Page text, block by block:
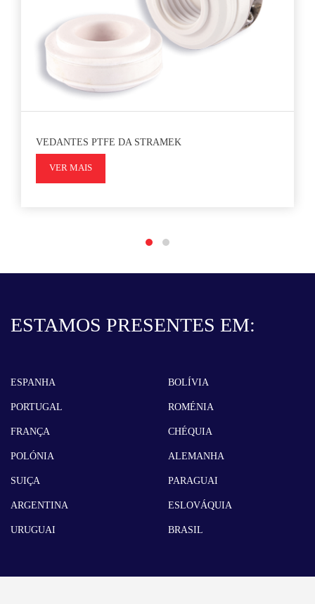
VEDANTES PTFE DA STRAMEK
VER MAIS
ESTAMOS PRESENTES EM:
ESPANHA
PORTUGAL
FRANÇA
POLÓNIA
SUIÇA
ARGENTINA
URUGUAI
BOLÍVIA
ROMÉNIA
CHÉQUIA
ALEMANHA
PARAGUAI
ESLOVÁQUIA
BRASIL